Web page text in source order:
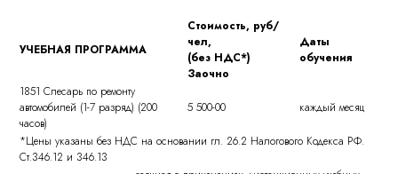
УЧЕБНАЯ ПРОГРАММА
Стоимость, руб/
чел,
(без НДС*)
Заочно
Даты
обучения
1851 Слесарь по ремонту
автомобилей (1-7 разряд) (200
часов)
5 500-00 каждый месяц
*Цены указаны без НДС на основании гл. 26.2 Налогового Кодекса РФ.
Ст.346.12 и 346.13